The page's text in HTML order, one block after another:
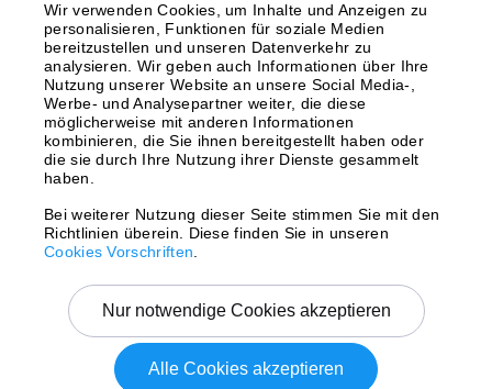
Polen
Schweden
Spanien
Österreich
Zahlungsmethoden
Wir verwenden Cookies, um Inhalte und Anzeigen zu
personalisieren, Funktionen für soziale Medien
bereitzustellen und unseren Datenverkehr zu
analysieren. Wir geben auch Informationen über Ihre
Nutzung unserer Website an unsere Social Media-,
Werbe- und Analysepartner weiter, die diese
möglicherweise mit anderen Informationen
kombinieren, die Sie ihnen bereitgestellt haben oder
die sie durch Ihre Nutzung ihrer Dienste gesammelt
haben.
Bei weiterer Nutzung dieser Seite stimmen Sie mit den
Richtlinien überein. Diese finden Sie in unseren
Cookies Vorschriften
Nur notwendige Cookies akzeptieren
Alle Cookies akzeptieren